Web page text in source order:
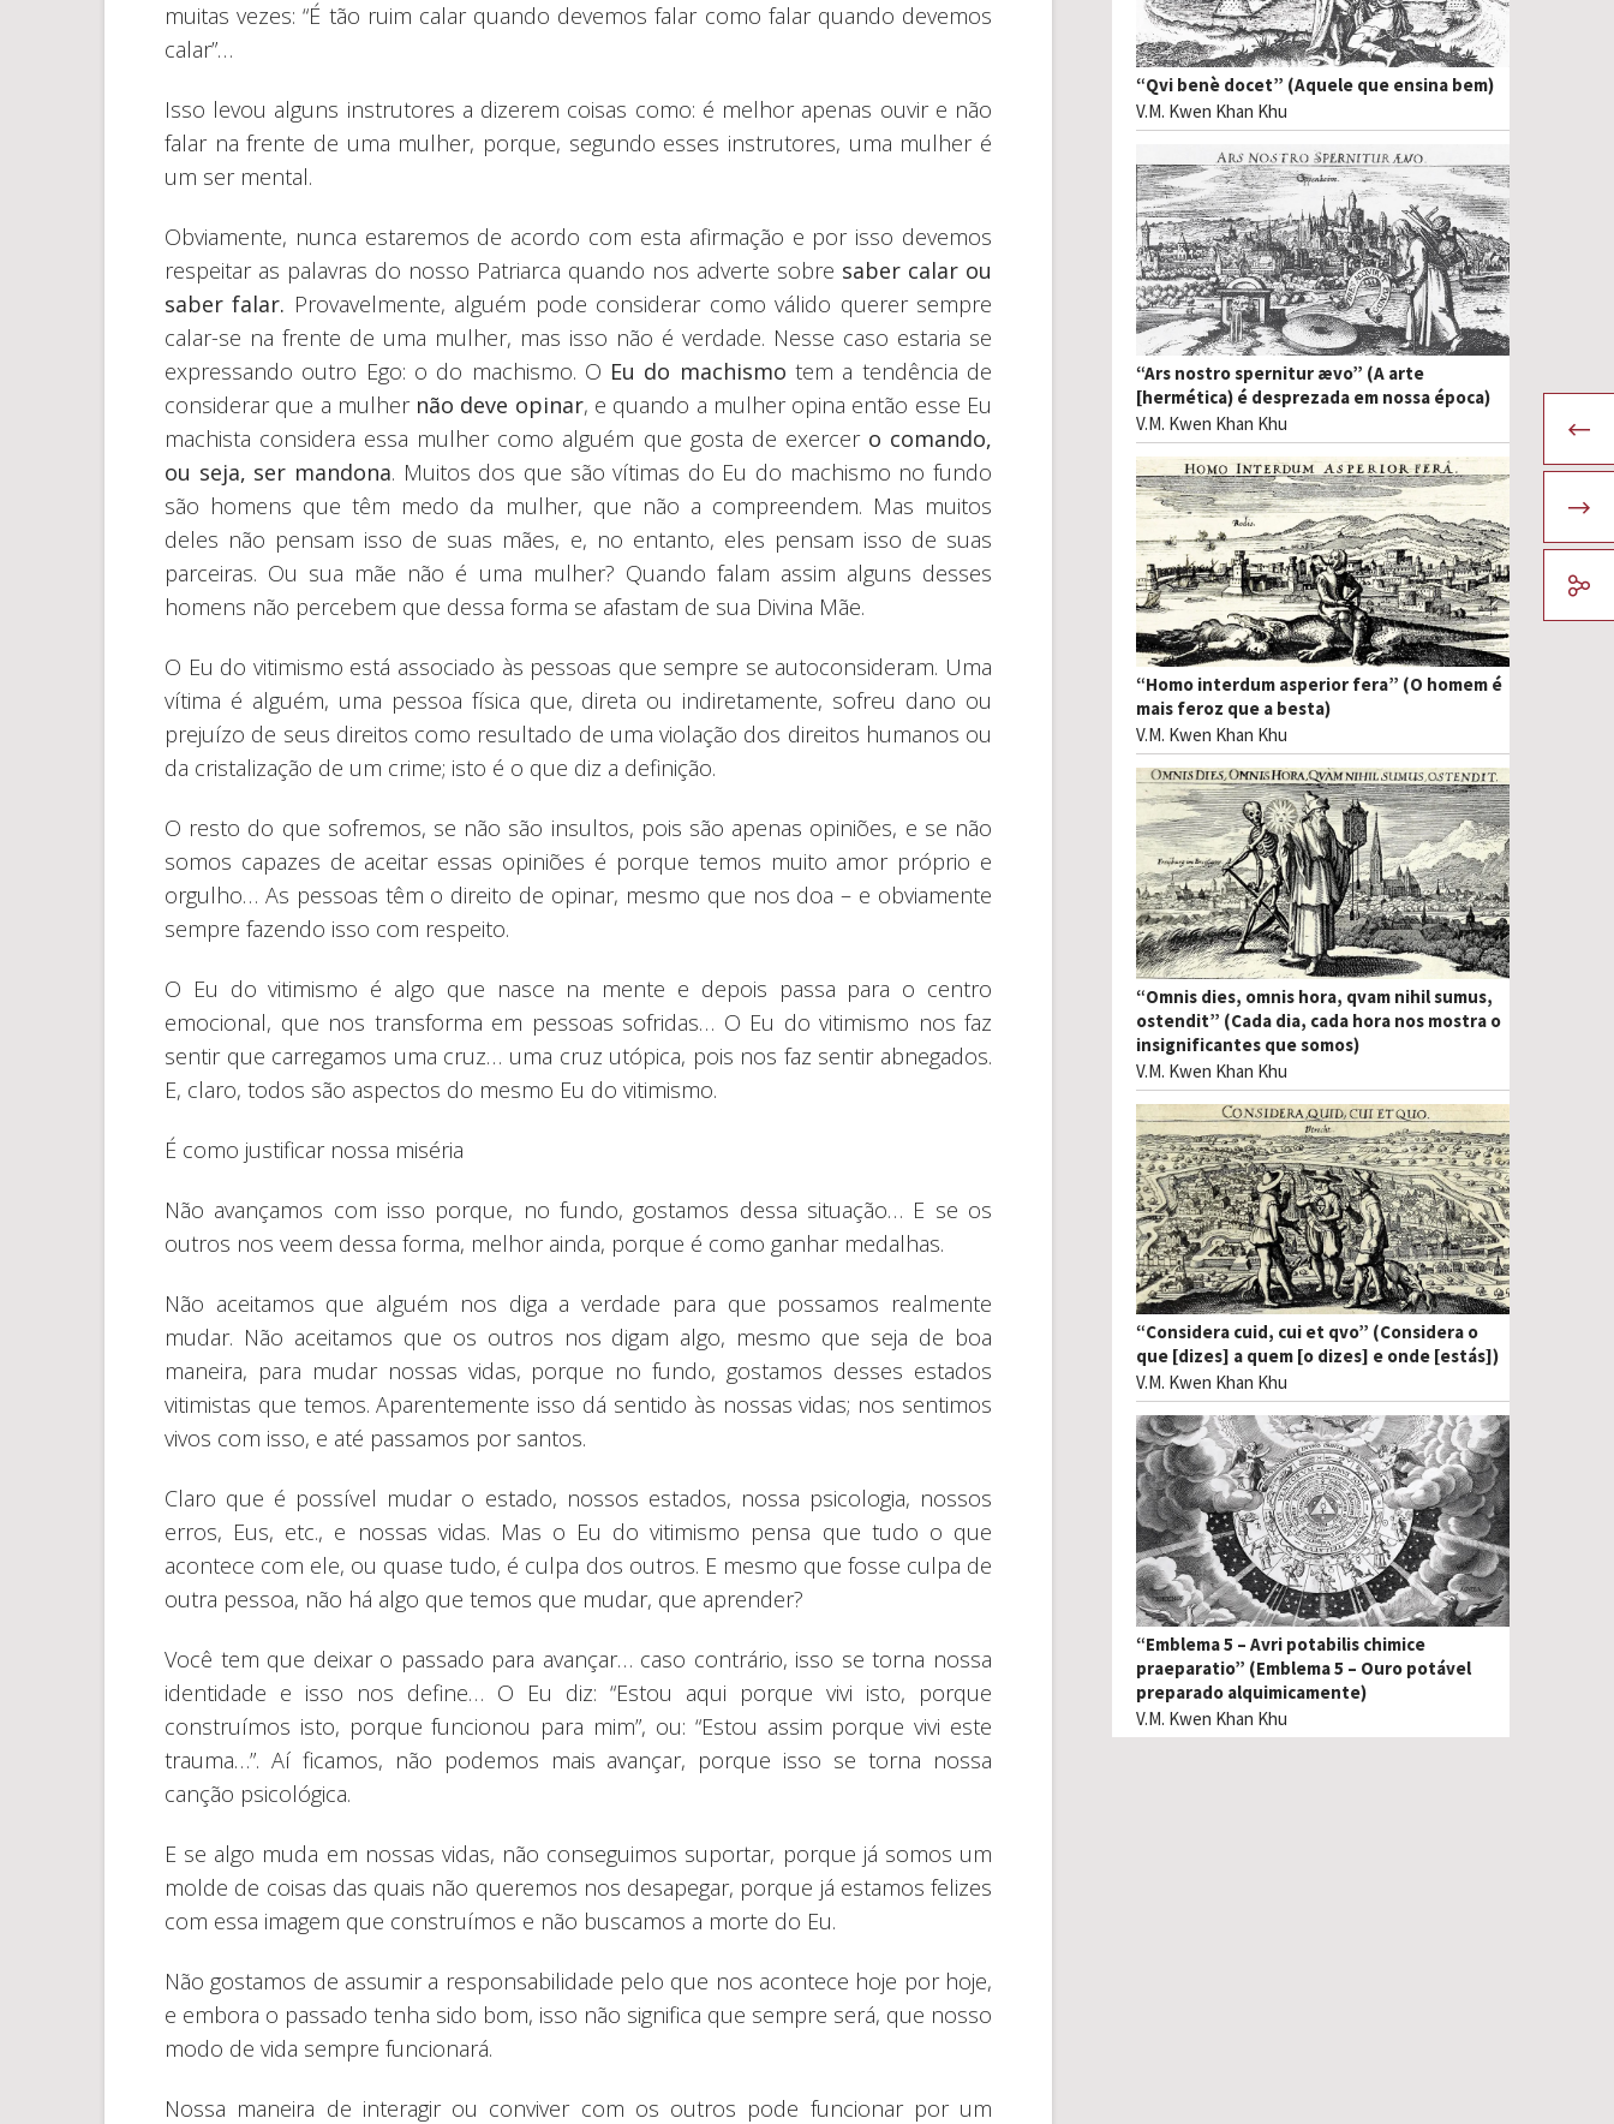
muitas vezes: “É tão ruim calar quando devemos falar como falar quando devemos
calar”…
Isso levou alguns instrutores a dizerem coisas como: é melhor apenas ouvir e não
falar na frente de uma mulher, porque, segundo esses instrutores, uma mulher é
um ser mental.
Obviamente, nunca estaremos de acordo com esta afirmação e por isso devemos
respeitar as palavras do nosso Patriarca quando nos adverte sobre saber calar ou
saber falar. Provavelmente, alguém pode considerar como válido querer sempre
calar-se na frente de uma mulher, mas isso não é verdade. Nesse caso estaria se
expressando outro Ego: o do machismo. O Eu do machismo tem a tendência de
considerar que a mulher não deve opinar, e quando a mulher opina então esse Eu
machista considera essa mulher como alguém que gosta de exercer o comando,
ou seja, ser mandona. Muitos dos que são vítimas do Eu do machismo no fundo
são homens que têm medo da mulher, que não a compreendem. Mas muitos
deles não pensam isso de suas mães, e, no entanto, eles pensam isso de suas
parceiras. Ou sua mãe não é uma mulher? Quando falam assim alguns desses
homens não percebem que dessa forma se afastam de sua Divina Mãe.
O Eu do vitimismo está associado às pessoas que sempre se autoconsideram. Uma
vítima é alguém, uma pessoa física que, direta ou indiretamente, sofreu dano ou
prejuízo de seus direitos como resultado de uma violação dos direitos humanos ou
da cristalização de um crime; isto é o que diz a definição.
O resto do que sofremos, se não são insultos, pois são apenas opiniões, e se não
somos capazes de aceitar essas opiniões é porque temos muito amor próprio e
orgulho… As pessoas têm o direito de opinar, mesmo que nos doa – e obviamente
sempre fazendo isso com respeito.
O Eu do vitimismo é algo que nasce na mente e depois passa para o centro
emocional, que nos transforma em pessoas sofridas… O Eu do vitimismo nos faz
sentir que carregamos uma cruz… uma cruz utópica, pois nos faz sentir abnegados.
E, claro, todos são aspectos do mesmo Eu do vitimismo.
É como justificar nossa miséria
Não avançamos com isso porque, no fundo, gostamos dessa situação… E se os
outros nos veem dessa forma, melhor ainda, porque é como ganhar medalhas.
Não aceitamos que alguém nos diga a verdade para que possamos realmente
mudar. Não aceitamos que os outros nos digam algo, mesmo que seja de boa
maneira, para mudar nossas vidas, porque no fundo, gostamos desses estados
vitimistas que temos. Aparentemente isso dá sentido às nossas vidas; nos sentimos
vivos com isso, e até passamos por santos.
Claro que é possível mudar o estado, nossos estados, nossa psicologia, nossos
erros, Eus, etc., e nossas vidas. Mas o Eu do vitimismo pensa que tudo o que
acontece com ele, ou quase tudo, é culpa dos outros. E mesmo que fosse culpa de
outra pessoa, não há algo que temos que mudar, que aprender?
Você tem que deixar o passado para avançar… caso contrário, isso se torna nossa
identidade e isso nos define… O Eu diz: “Estou aqui porque vivi isto, porque
construímos isto, porque funcionou para mim”, ou: “Estou assim porque vivi este
trauma…”. Aí ficamos, não podemos mais avançar, porque isso se torna nossa
canção psicológica.
E se algo muda em nossas vidas, não conseguimos suportar, porque já somos um
molde de coisas das quais não queremos nos desapegar, porque já estamos felizes
com essa imagem que construímos e não buscamos a morte do Eu.
Não gostamos de assumir a responsabilidade pelo que nos acontece hoje por hoje,
e embora o passado tenha sido bom, isso não significa que sempre será, que nosso
modo de vida sempre funcionará.
Nossa maneira de interagir ou conviver com os outros pode funcionar por um
“Qvi benè docet” (Aquele que ensina bem)
V.M. Kwen Khan Khu
“Ars nostro spernitur ævo” (A arte
[hermética) é desprezada em nossa época)
V.M. Kwen Khan Khu
“Homo interdum asperior fera” (O homem é
mais feroz que a besta)
V.M. Kwen Khan Khu
“Omnis dies, omnis hora, qvam nihil sumus,
ostendit” (Cada dia, cada hora nos mostra o
insignificantes que somos)
V.M. Kwen Khan Khu
“Considera cuid, cui et qvo” (Considera o
que [dizes] a quem [o dizes] e onde [estás])
V.M. Kwen Khan Khu
“Emblema 5 – Avri potabilis chimice
praeparatio” (Emblema 5 – Ouro potável
preparado alquimicamente)
V.M. Kwen Khan Khu